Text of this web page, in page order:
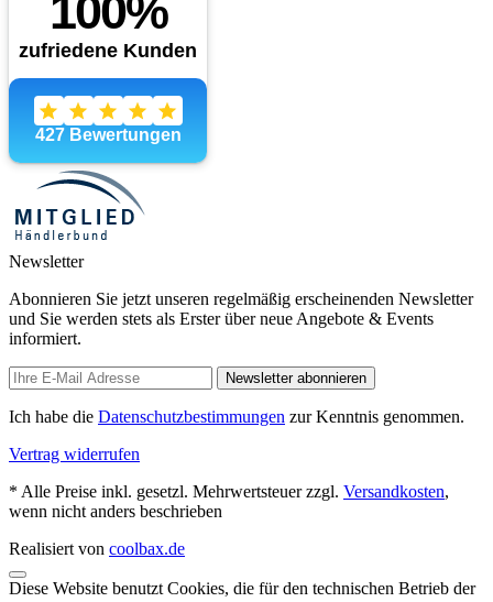
Newsletter
Abonnieren Sie jetzt unseren regelmäßig erscheinenden Newsletter
und Sie werden stets als Erster über neue Angebote & Events
informiert.
Newsletter abonnieren
Ich habe die Datenschutzbestimmungen zur Kenntnis genommen.
Vertrag widerrufen
* Alle Preise inkl. gesetzl. Mehrwertsteuer zzgl. Versandkosten,
wenn nicht anders beschrieben
Realisiert von coolbax.de
Diese Website benutzt Cookies, die für den technischen Betrieb der